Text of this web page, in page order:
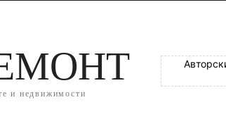
и недвижимости